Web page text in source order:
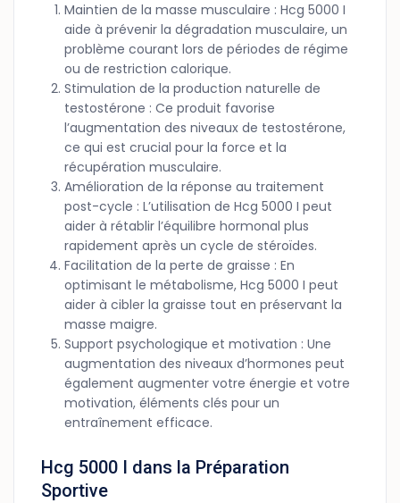
Maintien de la masse musculaire : Hcg 5000 I
aide à prévenir la dégradation musculaire, un
problème courant lors de périodes de régime
ou de restriction calorique.
Stimulation de la production naturelle de
testostérone : Ce produit favorise
l’augmentation des niveaux de testostérone,
ce qui est crucial pour la force et la
récupération musculaire.
Amélioration de la réponse au traitement
post-cycle : L’utilisation de Hcg 5000 I peut
aider à rétablir l’équilibre hormonal plus
rapidement après un cycle de stéroïdes.
Facilitation de la perte de graisse : En
optimisant le métabolisme, Hcg 5000 I peut
aider à cibler la graisse tout en préservant la
masse maigre.
Support psychologique et motivation : Une
augmentation des niveaux d’hormones peut
également augmenter votre énergie et votre
motivation, éléments clés pour un
entraînement efficace.
Hcg 5000 I dans la Préparation
Sportive